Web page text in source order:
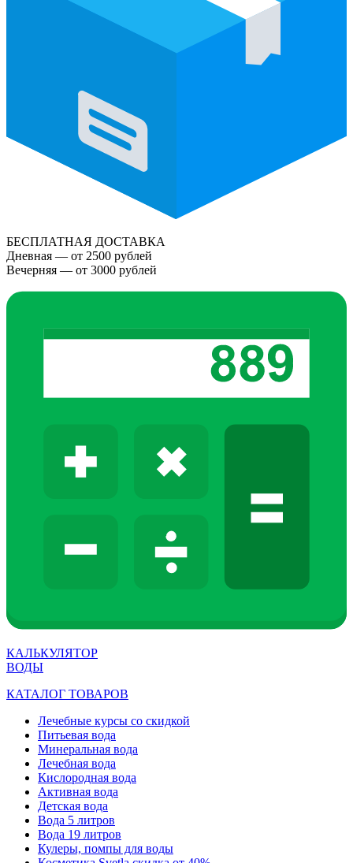
БЕСПЛАТНАЯ ДОСТАВКА
Дневная — от 2500 рублей
Вечерняя — от 3000 рублей
КАЛЬКУЛЯТОР
ВОДЫ
КАТАЛОГ ТОВАРОВ
Лечебные курсы со скидкой
Питьевая вода
Минеральная вода
Лечебная вода
Кислородная вода
Активная вода
Детская вода
Вода 5 литров
Вода 19 литров
Кулеры, помпы для воды